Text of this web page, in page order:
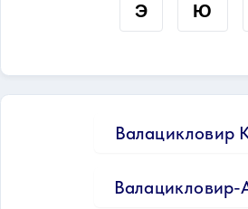
Э Ю
Валацикловир